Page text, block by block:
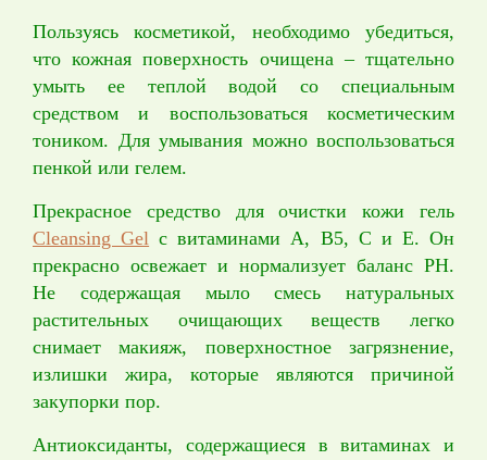
Пользуясь косметикой, необходимо убедиться,
что кожная поверхность очищена – тщательно
умыть ее теплой водой со специальным
средством и воспользоваться косметическим
тоником. Для умывания можно воспользоваться
пенкой или гелем.
Прекрасное средство для очистки кожи гель
Cleansing Gel с витаминами А, В5, С и Е. Он
прекрасно освежает и нормализует баланс PH.
Не содержащая мыло смесь натуральных
растительных очищающих веществ легко
снимает макияж, поверхностное загрязнение,
излишки жира, которые являются причиной
закупорки пор.
Антиоксиданты, содержащиеся в витаминах и